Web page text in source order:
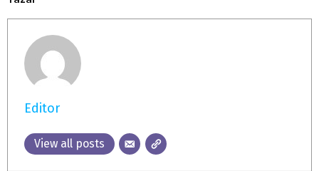
Editor
View all posts